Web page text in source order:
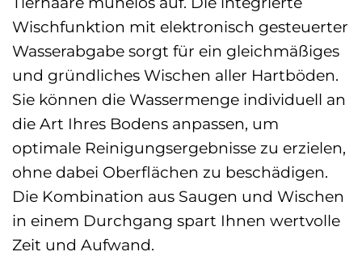
Wischfunktion mit elektronisch gesteuerter
Wasserabgabe sorgt für ein gleichmäßiges
und gründliches Wischen aller Hartböden.
Sie können die Wassermenge individuell an
die Art Ihres Bodens anpassen, um
optimale Reinigungsergebnisse zu erzielen,
ohne dabei Oberflächen zu beschädigen.
Die Kombination aus Saugen und Wischen
in einem Durchgang spart Ihnen wertvolle
Zeit und Aufwand.